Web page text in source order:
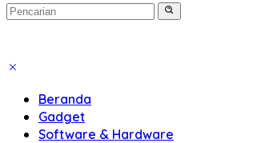
Beranda
Gadget
Software & Hardware